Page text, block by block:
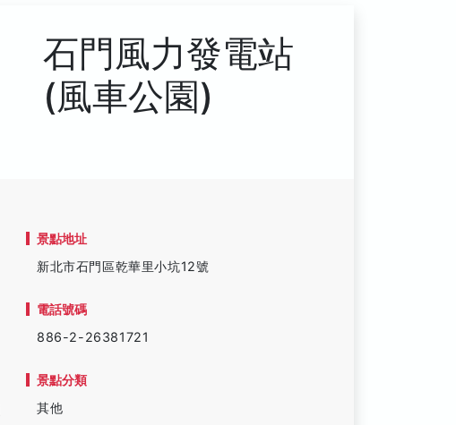
石門風力發電站
(風車公園)
景點地址
新北市石門區乾華里小坑12號
電話號碼
886-2-26381721
景點分類
其他